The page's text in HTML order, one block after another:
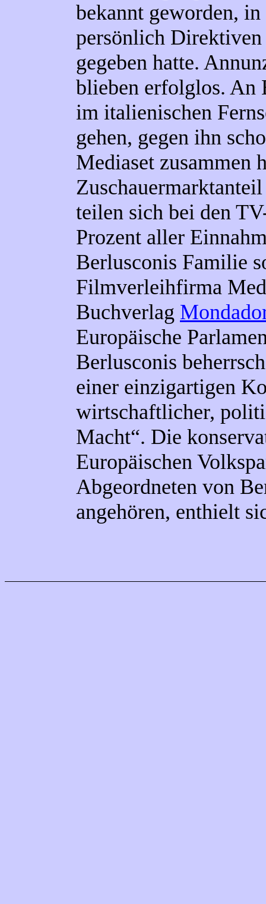
bekannt geworden,
persönlich
gegeben hatte.
blieben erfolglos. An
im italienischen
gehen, gegen ihn
Mediaset zusammen
teilen sich bei den
Prozent aller
Berlusconis Familie
Filmverleihfirma
Buchverlag
Europäische
Berlusconis
einer einzigartigen
wirtschaftlicher,
Macht“. Die
Europäischen
Abgeordneten von
angehören, enthielt